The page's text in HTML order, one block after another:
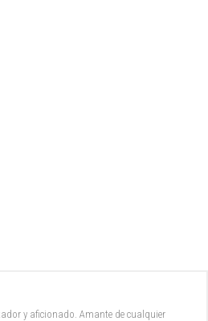
y aficionado. Amante de cualquier